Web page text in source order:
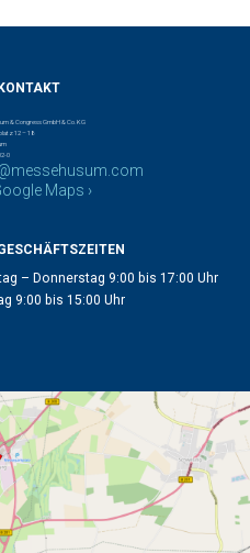
KONTAKT
& Congress GmbH & Co. KG
12 – 18
0
Maps ›
– Donnerstag 9:00 bis 17:00 Uhr
9:00 bis 15:00 Uhr